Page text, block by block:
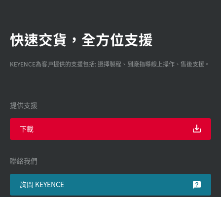
快速交貨，全方位支援
KEYENCE為客戸提供的支援包括: 選擇製程、到廠指導線上操作、售後支援。
提供支援
下載
聯絡我們
詢問 KEYENCE